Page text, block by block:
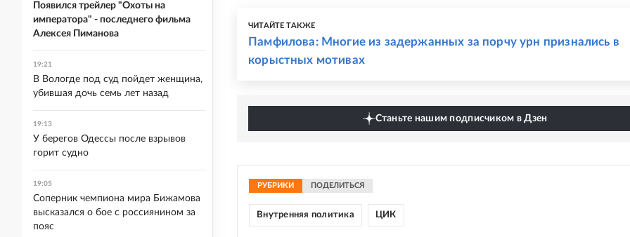
ЧИТАЙТЕ ТАКЖЕ
Памфилова: Многие из задержанных за порчу урн признались в
корыстных мотивах
Станьте нашим подписчиком в Дзен
РУБРИКИ ПОДЕЛИТЬСЯ
Внутренняя политика ЦИК
Появился трейлер "Охоты на
императора" - последнего фильма
Алексея Пиманова
19:21
В Вологде под суд пойдет женщина,
убившая дочь семь лет назад
19:13
У берегов Одессы после взрывов
горит судно
19:05
Соперник чемпиона мира Бижамова
высказался о бое с россиянином за
пояс